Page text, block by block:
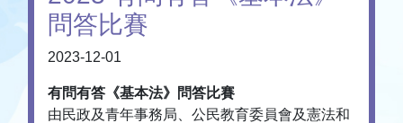
問答比賽
2023-12-01
有問有答《基本法》問答比賽
由民政及青年事務局、公民教育委員會及憲法和